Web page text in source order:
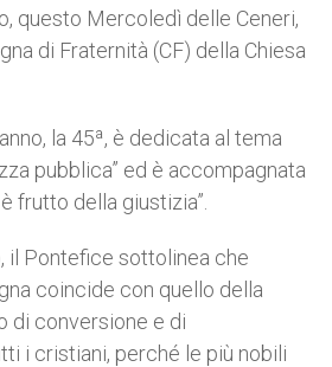
questo Mercoledì delle Ceneri,
di Fraternità (CF) della Chiesa
la 45ª, è dedicata al tema
pubblica” ed è accompagnata
frutto della giustizia”.
il Pontefice sottolinea che
coincide con quello della
di conversione e di
i cristiani, perché le più nobili